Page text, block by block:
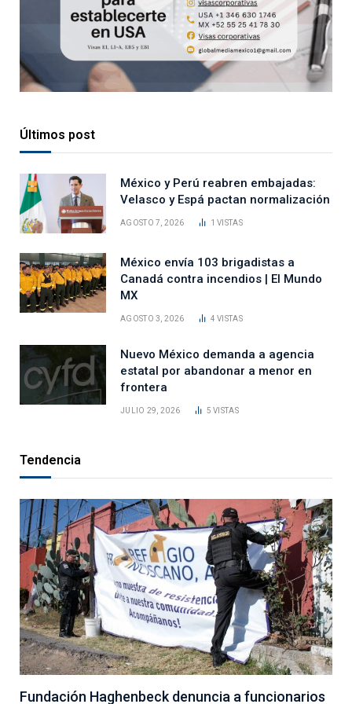
Últimos post
México y Perú reabren embajadas:
Velasco y Espá pactan normalización
AGOSTO 7, 2026 1VISTAS
México envía 103 brigadistas a
Canadá contra incendios | El Mundo
MX
AGOSTO 3, 2026 4VISTAS
Nuevo México demanda a agencia
estatal por abandonar a menor en
frontera
JULIO 29, 2026 5VISTAS
Tendencia
Fundación Haghenbeck denuncia a funcionarios